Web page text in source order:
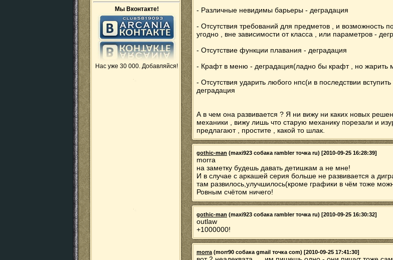
Мы Вконтакте!
Нас уже 30 000. Добавляйся!
- Различные невидимы барьеры - деградация
- Отсутствия требований для предметов , и возможность
угодно , вне зависимости от класса , или параметров -
- Отсутствие функции плавания - деградация
- Крафт в меню - деградация(ладно бы крафт , но жарить
- Отсутствия ударить любого нпс(и в последствии
деградация
А в чем она развивается ? Я ни вижу ни каких новых
механики , вижу лишь что старую механику порезали и
предлагают , простите , какой то шлак.
gothic-man (maxi923 собака rambler точка ru) [2010-09-25 16:28:39]
morra
на заметку будешь давать детишкам а не мне!
И в случае с аркашей серия больше не развивается а
там развилось,улучшилось(кроме графики в чём тоже
Ровным счётом ничего!
gothic-man (maxi923 собака rambler точка ru) [2010-09-25 16:30:32]
outlaw
+1000000!
morra (morr90 собака gmail точка com) [2010-09-25 17:41:30]